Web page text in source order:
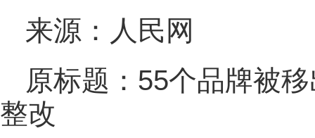
来源：人民网
原标题：55个品牌被
整改